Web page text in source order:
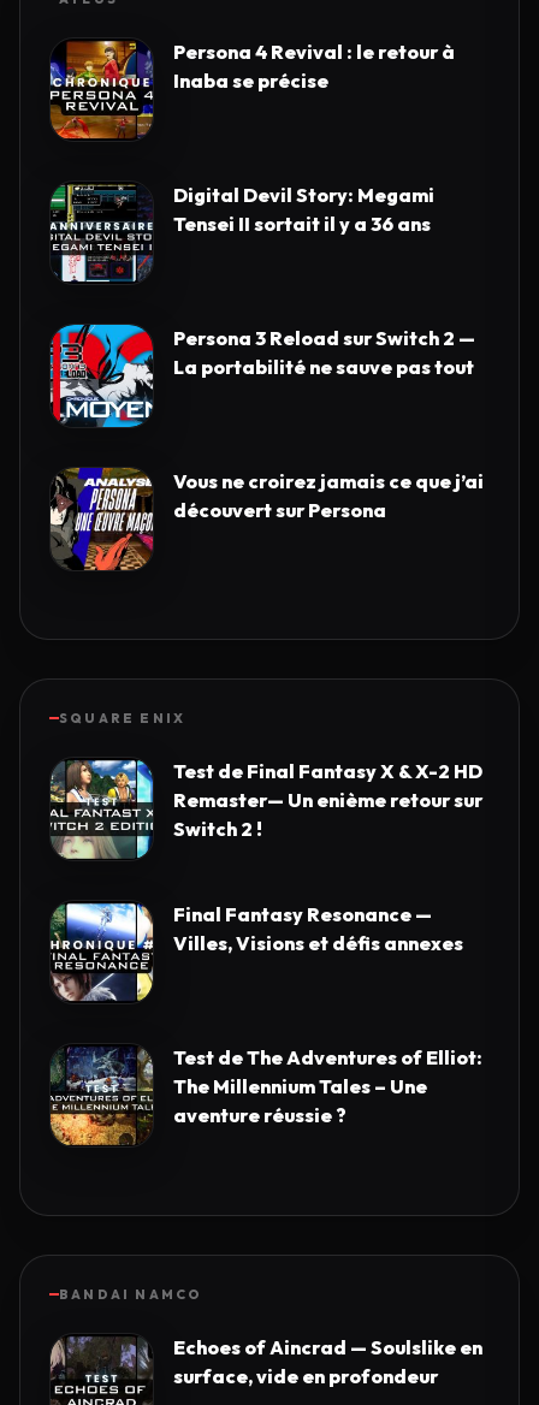
Persona 4 Revival : le retour à
Inaba se précise
Digital Devil Story: Megami
Tensei II sortait il y a 36 ans
Persona 3 Reload sur Switch 2 —
La portabilité ne sauve pas tout
Vous ne croirez jamais ce que j’ai
découvert sur Persona
SQUARE ENIX
Test de Final Fantasy X & X-2 HD
Remaster— Un enième retour sur
Switch 2 !
Final Fantasy Resonance —
Villes, Visions et défis annexes
Test de The Adventures of Elliot:
The Millennium Tales – Une
aventure réussie ?
BANDAI NAMCO
Echoes of Aincrad — Soulslike en
surface, vide en profondeur